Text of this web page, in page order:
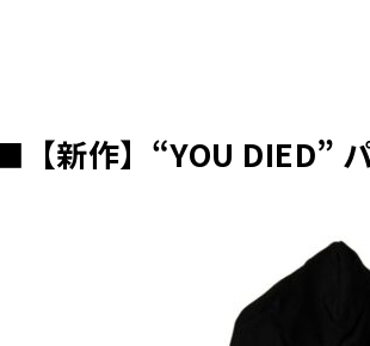
【新作】“YOU DIED”